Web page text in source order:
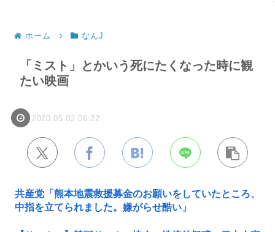
ホーム なんJ
「ミスト」とかいう死にたくなった時に観
たい映画
2020.05.02 06:22
共産党「熊本地震救援募金のお願いをしていたところ、
中指を立てられました。嫌がらせ酷い」